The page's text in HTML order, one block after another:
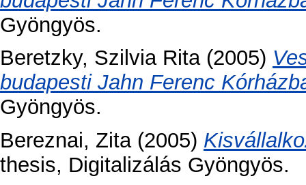
Gyöngyös.
Beretzky, Szilvia Rita(2005)
budapesti Jahn Ferenc
Gyöngyös.
Bereznai, Zita(2005)
thesis, Digitalizálás Gyöngyös.